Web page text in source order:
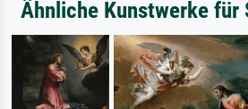
Ähnliche Kunstwerke für